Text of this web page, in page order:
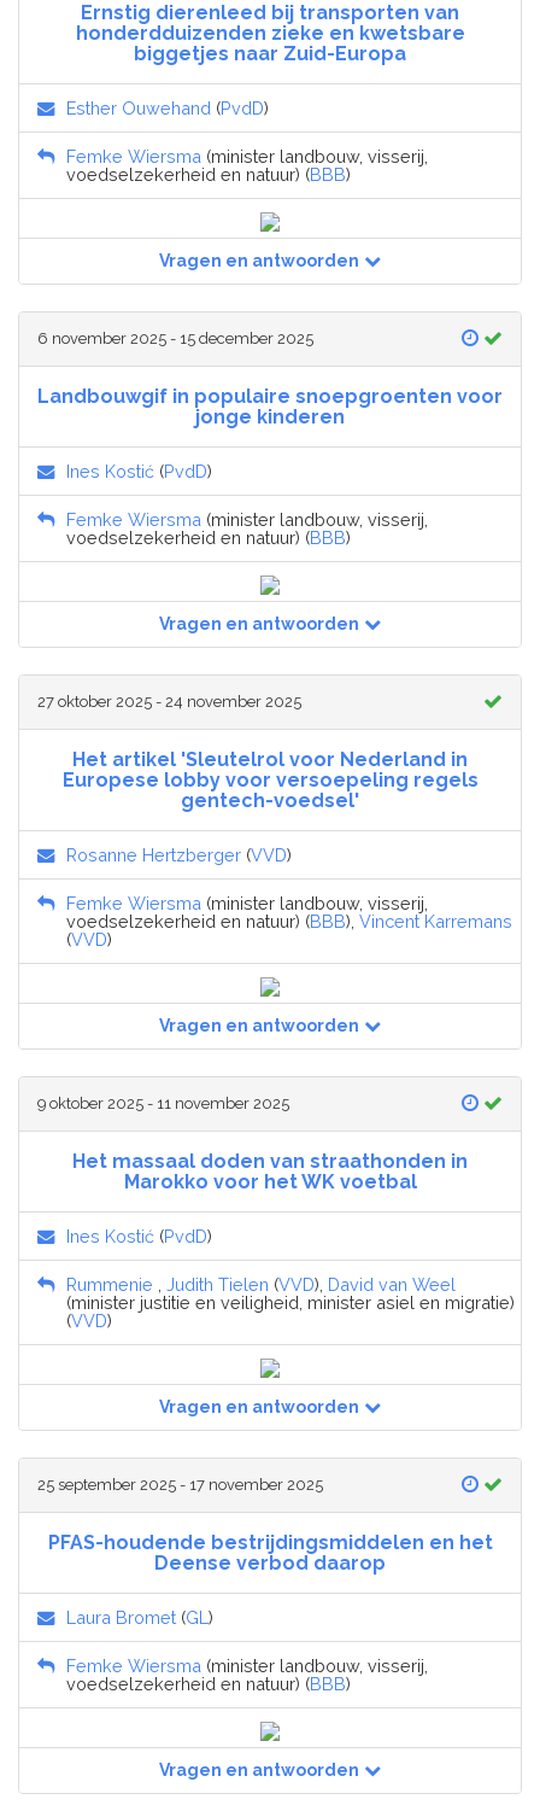
Ernstig dierenleed bij transporten van
honderdduizenden zieke en kwetsbare
biggetjes naar Zuid-Europa
Esther Ouwehand (PvdD)
Femke Wiersma (minister landbouw, visserij,
voedselzekerheid en natuur) (BBB)
Vragen en antwoorden
6 november 2025 - 15 december 2025
Landbouwgif in populaire snoepgroenten voor
jonge kinderen
Ines Kostić (PvdD)
Femke Wiersma (minister landbouw, visserij,
voedselzekerheid en natuur) (BBB)
Vragen en antwoorden
27 oktober 2025 - 24 november 2025
Het artikel 'Sleutelrol voor Nederland in
Europese lobby voor versoepeling regels
gentech-voedsel'
Rosanne Hertzberger (VVD)
Femke Wiersma (minister landbouw, visserij,
voedselzekerheid en natuur) (BBB), Vincent Karremans
(VVD)
Vragen en antwoorden
9 oktober 2025 - 11 november 2025
Het massaal doden van straathonden in
Marokko voor het WK voetbal
Ines Kostić (PvdD)
Rummenie Judith Tielen (VVD), David van Weel
(minister justitie en veiligheid, minister asiel en migratie)
(VVD)
Vragen en antwoorden
25 september 2025 - 17 november 2025
PFAS-houdende bestrijdingsmiddelen en het
Deense verbod daarop
Laura Bromet (GL )
Femke Wiersma (minister landbouw, visserij,
voedselzekerheid en natuur) (BBB)
Vragen en antwoorden